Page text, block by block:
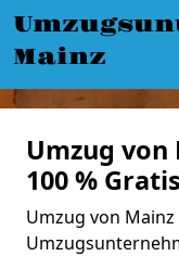
Mainz
Umzug
100 %
Umzug von